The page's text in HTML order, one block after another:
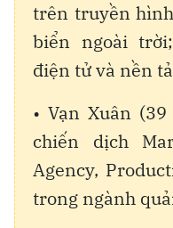
trên truyền
biển ngoài
điện tử và nền
• Vạn Xuân
chiến dịch
Agency,
trong ngành